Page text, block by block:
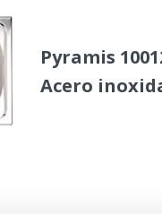
Pyramis
Acero